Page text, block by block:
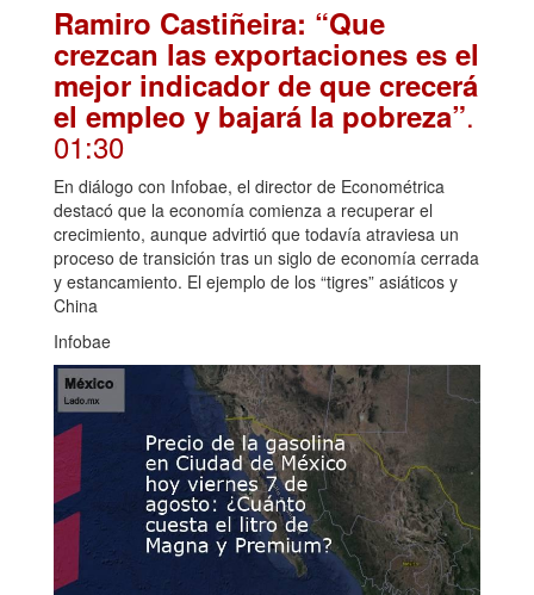
Ramiro Castiñeira: “Que
crezcan las exportaciones es el
mejor indicador de que crecerá
el empleo y bajará la pobreza”.
01:30
En diálogo con Infobae, el director de Econométrica
destacó que la economía comienza a recuperar el
crecimiento, aunque advirtió que todavía atraviesa un
proceso de transición tras un siglo de economía cerrada
y estancamiento. El ejemplo de los “tigres” asiáticos y
China
Infobae